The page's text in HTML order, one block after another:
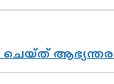
ചെയ്ത്